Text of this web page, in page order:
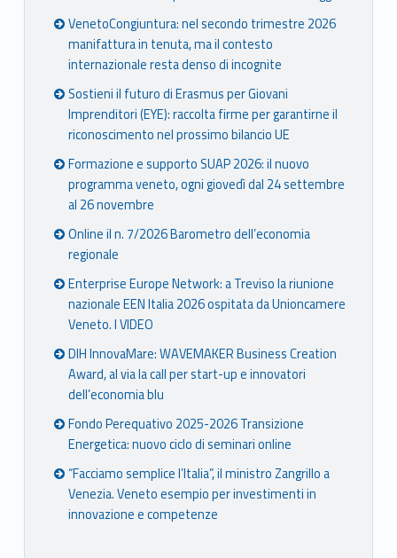
VenetoCongiuntura: nel secondo trimestre 2026
manifattura in tenuta, ma il contesto
internazionale resta denso di incognite
Sostieni il futuro di Erasmus per Giovani
Imprenditori (EYE): raccolta firme per garantirne il
riconoscimento nel prossimo bilancio UE
Formazione e supporto SUAP 2026: il nuovo
programma veneto, ogni giovedì dal 24 settembre
al 26 novembre
Online il n. 7/2026 Barometro dell’economia
regionale
Enterprise Europe Network: a Treviso la riunione
nazionale EEN Italia 2026 ospitata da Unioncamere
Veneto. I VIDEO
DIH InnovaMare: WAVEMAKER Business Creation
Award, al via la call per start-up e innovatori
dell’economia blu
Fondo Perequativo 2025-2026 Transizione
Energetica: nuovo ciclo di seminari online
“Facciamo semplice l’Italia”, il ministro Zangrillo a
Venezia. Veneto esempio per investimenti in
innovazione e competenze